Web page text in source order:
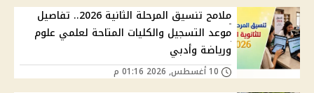
ملامح تنسيق المرحلة الثانية 2026.. تفاصيل
موعد التسجيل والكليات المتاحة لعلمي علوم
ورياضة وأدبي